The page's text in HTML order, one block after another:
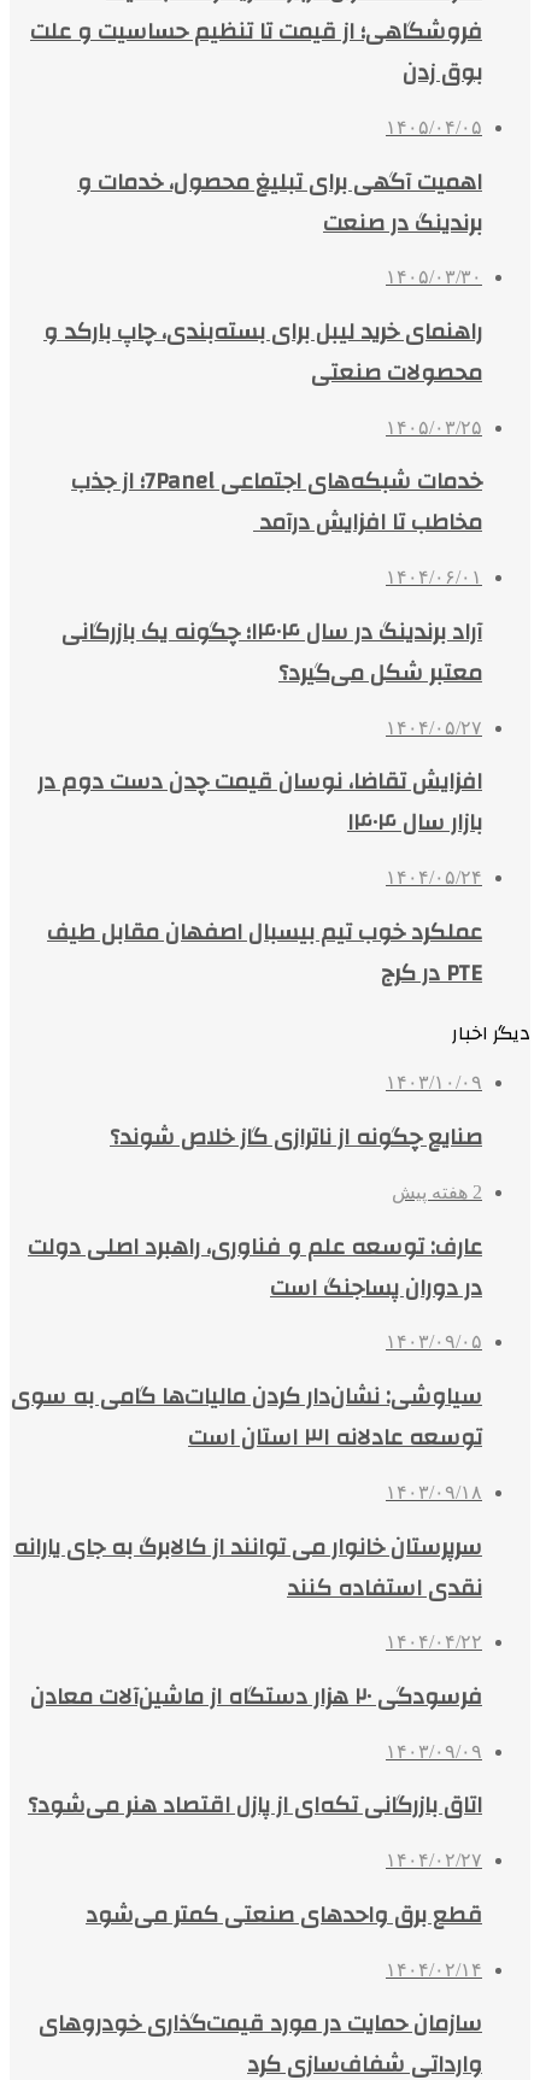
فروشگاهی؛ از قیمت تا تنظیم حساسیت و علت
بوق زدن
۱۴۰۵/۰۴/۰۵
اهمیت آگهی برای تبلیغ محصول، خدمات و
برندینگ در صنعت
۱۴۰۵/۰۳/۳۰
راهنمای خرید لیبل برای بسته‌بندی، چاپ بارکد و
محصولات صنعتی
۱۴۰۵/۰۳/۲۵
خدمات شبکه‌های اجتماعی 7Panel؛ از جذب
مخاطب تا افزایش درآمد
۱۴۰۴/۰۶/۰۱
آراد برندینگ در سال ۱۴۰۴؛ چگونه یک بازرگانی
معتبر شکل می‌گیرد؟
۱۴۰۴/۰۵/۲۷
افزایش تقاضا، نوسان قیمت چدن دست دوم در
بازار سال ۱۴۰۴
۱۴۰۴/۰۵/۲۴
عملکرد خوب تیم بیسبال اصفهان مقابل طیف
PTE در کرج
دیگر اخبار
۱۴۰۳/۱۰/۰۹
صنایع چگونه از ناترازی گاز خلاص شوند؟
2 هفته پیش
عارف: توسعه علم و فناوری، راهبرد اصلی دولت
در دوران پساجنگ است
۱۴۰۳/۰۹/۰۵
سیاوشی: نشان‌دار کردن مالیات‌ها گامی به سوی
توسعه عادلانه ۳۱ استان است
۱۴۰۳/۰۹/۱۸
سرپرستان خانوار می توانند از کالابرگ به جای یارانه
نقدی استفاده کنند
۱۴۰۴/۰۴/۲۲
فرسودگی ۲۰ هزار دستگاه از ماشین‌آلات معادن
۱۴۰۳/۰۹/۰۹
اتاق بازرگانی تکه‌ای از پازل اقتصاد هنر می‌شود؟
۱۴۰۴/۰۲/۲۷
قطع برق واحدهای صنعتی کمتر می‌شود
۱۴۰۴/۰۲/۱۴
سازمان حمایت در مورد قیمت‌گذاری خودروهای
وارداتی شفاف‌سازی کرد